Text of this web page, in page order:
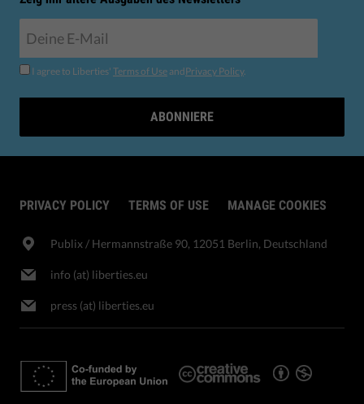
I agree to Liberties' Terms of Use andPrivacy Policy.
ABONNIERE
PRIVACY POLICY TERMS OF USE MANAGE COOKIES
Publix​ / Hermannstraße 90, 12051 Berlin, Deutschland
info (at) liberties.eu
press (at) liberties.eu